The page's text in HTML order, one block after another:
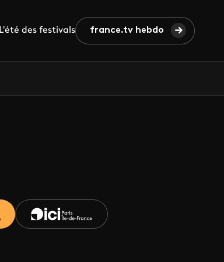
L'été des festivals france.tv hebdo